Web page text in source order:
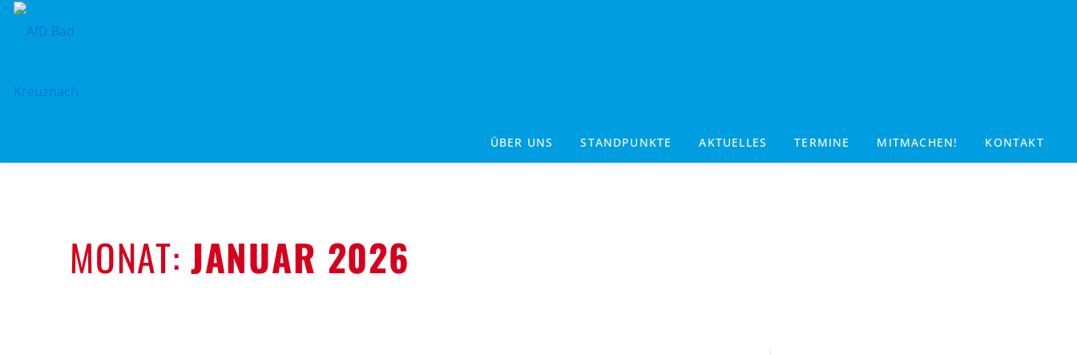
Zum
Inhalt
ÜBER UNS STANDPUNKTE AKTUELLES TERMINE MITMACHEN! KONTAKT
MONAT: JANUAR 2026